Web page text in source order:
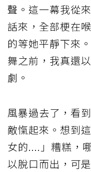
聲。這一幕我從
話來，全部梗在
的等她平靜下來
舞之前，我真還
劇。
風暴過去了，看
敵愾起來。想到
女的....」糟糕，
以脫口而出，可